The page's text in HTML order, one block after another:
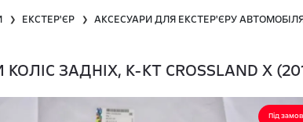
❯ ЕКСТЕР'ЄР ❯ АКСЕСУАРИ ДЛЯ ЕКСТЕР'ЄРУ
ЗАДНІХ, К-КТ CROSSLAND X
Під